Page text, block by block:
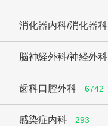
消化器内科/消化器科
脳神経外科/神経外科
歯科口腔外科 6742
感染症内科 293